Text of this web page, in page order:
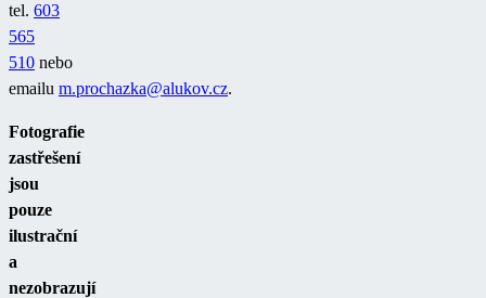
tel. 603
565
510 nebo
emailu m.prochazka@alukov.cz.
Fotografie
zastřešení
jsou
pouze
ilustrační
a
nezobrazují